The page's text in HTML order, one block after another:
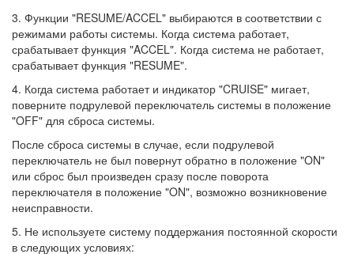
3. Функции "RESUME/ACCEL" выбираются в соответствии с
режимами работы системы. Когда система работает,
срабатывает функция "ACCEL". Когда система не работает,
срабатывает функция "RESUME".
4. Когда система работает и индикатор "CRUISE" мигает,
поверните подрулевой переключатель системы в положение
"OFF" для сброса системы.
После сброса системы в случае, если подрулевой
переключатель не был повернут обратно в положение "ON"
или сброс был произведен сразу после поворота
переключателя в положение "ON", возможно возникновение
неисправности.
5. Не используете систему поддержания постоянной скорости
в следующих условиях: